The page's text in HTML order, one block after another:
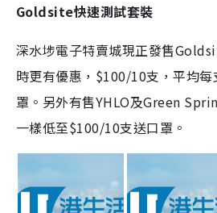
Goldsite快速測試套裝
深水埗電子特賣城現正發售
時更有優惠，$100/10支，平均
罩。另外有售YHLO及Green
一樣低至$100/10支送口罩。